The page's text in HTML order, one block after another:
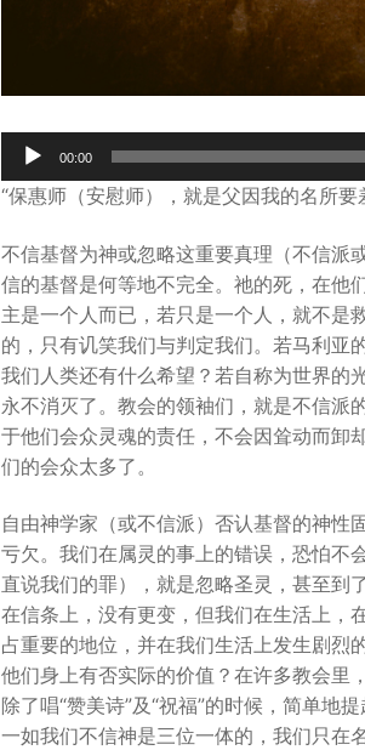
Audio
Player
00:00
“保惠师（安慰师），就是父因我的名所要
不信基督为神或忽略这重要真理（不信派
信的基督是何等地不完全。祂的死，在他
主是一个人而已，若只是一个人，就不是
的，只有讥笑我们与判定我们。若马利亚
我们人类还有什么希望？若自称为世界的
永不消灭了。教会的领袖们，就是不信派
于他们会众灵魂的责任，不会因耸动而卸
们的会众太多了。
自由神学家（或不信派）否认基督的神性
亏欠。我们在属灵的事上的错误，恐怕不
直说我们的罪），就是忽略圣灵，甚至到
在信条上，没有更变，但我们在生活上，
占重要的地位，并在我们生活上发生剧烈
他们身上有否实际的价值？在许多教会里
除了唱“赞美诗”及“祝福”的时候，简单地
一如我们不信神是三位一体的，我们只在